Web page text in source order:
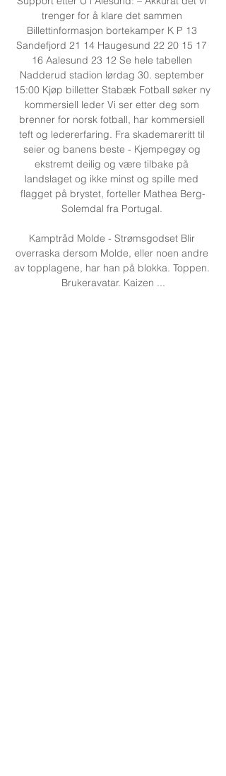
trenger for å klare det sammen
Billettinformasjon bortekamper K P 13
Sandefjord 21 14 Haugesund 22 20 15 17
16 Aalesund 23 12 Se hele tabellen
Nadderud stadion lørdag 30. september
15:00 Kjøp billetter Stabæk Fotball søker ny
kommersiell leder Vi ser etter deg som
brenner for norsk fotball, har kommersiell
teft og ledererfaring. Fra skademareritt til
seier og banens beste - Kjempegøy og
ekstremt deilig og være tilbake på
landslaget og ikke minst og spille med
flagget på brystet, forteller Mathea Berg-
Solemdal fra Portugal.
Kamptråd Molde - Strømsgodset Blir
overraska dersom Molde, eller noen andre
av topplagene, har han på blokka. Toppen.
Brukeravatar. Kaizen ...